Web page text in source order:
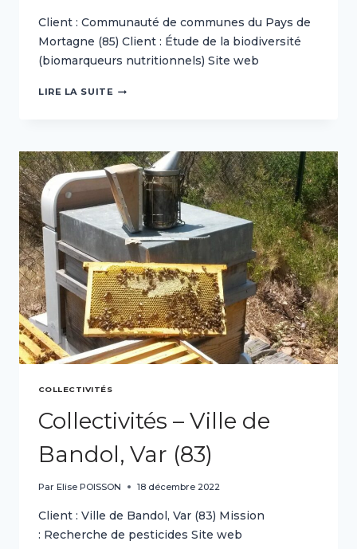
Client : Communauté de communes du Pays de
Mortagne (85) Client : Étude de la biodiversité
(biomarqueurs nutritionnels) Site web
LIRE LA SUITE COLLECTIVITÉS
PAYS
DE
MORTAGNE
(85)
COLLECTIVITÉS
Collectivités – Ville de
Bandol, Var (83)
Par Elise POISSON 18 décembre 2022
Client : Ville de Bandol, Var (83) Mission
: Recherche de pesticides Site web